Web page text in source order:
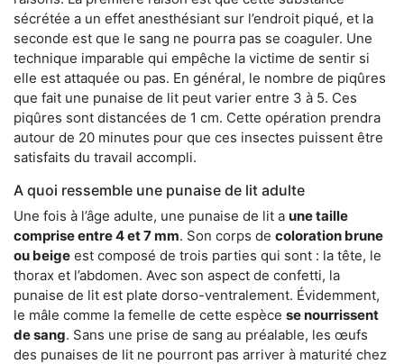
sécrétée a un effet anesthésiant sur l’endroit piqué, et la
seconde est que le sang ne pourra pas se coaguler. Une
technique imparable qui empêche la victime de sentir si
elle est attaquée ou pas. En général, le nombre de piqûres
que fait une punaise de lit peut varier entre 3 à 5. Ces
piqûres sont distancées de 1 cm. Cette opération prendra
autour de 20 minutes pour que ces insectes puissent être
satisfaits du travail accompli.
A quoi ressemble une punaise de lit adulte
Une fois à l’âge adulte, une punaise de lit a une taille
comprise entre 4 et 7 mm. Son corps de coloration brune
ou beige est composé de trois parties qui sont : la tête, le
thorax et l’abdomen. Avec son aspect de confetti, la
punaise de lit est plate dorso-ventralement. Évidemment,
le mâle comme la femelle de cette espèce se nourrissent
de sang. Sans une prise de sang au préalable, les œufs
des punaises de lit ne pourront pas arriver à maturité chez